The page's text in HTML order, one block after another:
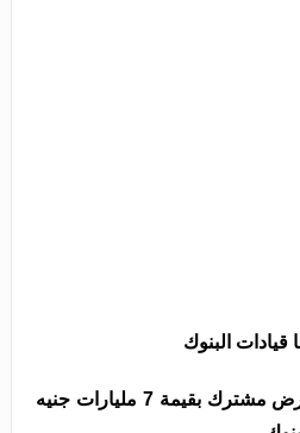
البنوك
اورنچ مصر تحصل على قرض مشترك بقيمة 7 مليارات جنيه